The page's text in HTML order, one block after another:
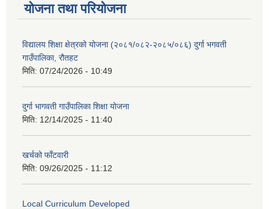
योजना तथा परियोजना
विद्यालय शिक्षा क्षेत्रको योजना (२०८१/०८२-२०८५/०८६) दुर्गा भगवती
गाउँपालिका, रौतहट
मिति: 07/24/2026 - 10:49
दुर्गा भागवती गाउँपालिका शिक्षा योजना
मिति: 12/14/2025 - 11:40
खर्चको फाँटवारी
मिति: 09/26/2025 - 11:12
Local Curriculum Developed